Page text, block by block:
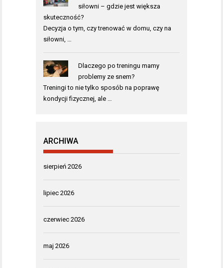
siłowni – gdzie jest większa
skuteczność?
Decyzja o tym, czy trenować w domu, czy na
siłowni, …
Dlaczego po treningu mamy
problemy ze snem?
Treningi to nie tylko sposób na poprawę
kondycji fizycznej, ale …
ARCHIWA
sierpień 2026
lipiec 2026
czerwiec 2026
maj 2026